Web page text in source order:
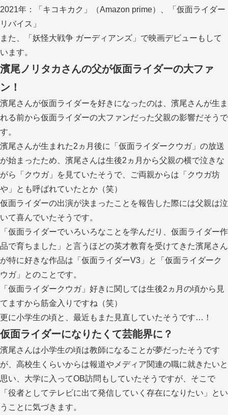
2021年：「キコキカク」（Amazon prime）、「仮面ライダー
リバイス」
また、「妖怪大戦争 ガーディアンズ」で映画デビューもして
います。
濱尾ノリタカさんの父が仮面ライダーの大ファ
ン！
濱尾さんが仮面ライダーを好きになったのは、濱尾さんが生ま
れる前から仮面ライダーの大ファンだった父親の影響だそうで
す。
濱尾さんが生まれた2ヵ月後に「仮面ライダークウガ」の放送
が始まったため、濱尾さんは生後2ヵ月から父親の横で泣きな
がら「クウガ」を見ていたそうで、ご両親からは「クウガ坊
や」とも呼ばれていたとか（笑）
仮面ライダーの出演が決まったことを報告した際には父親は泣
いて喜んでいたそうです。
「仮面ライダーでいろいろなことを学んだり、仮面ライダー作
品で育ちました」と言うほどの英才教育を受けてきた濱尾さん
が特に好きな作品は「仮面ライダーV3」と「仮面ライダーク
ウガ」とのことです。
「仮面ライダークウガ」好きに関しては生後2ヵ月の頃から見
てますから筋金入りですね（笑）
更に小学生の頃と、最近もまた見直していたそうです…！
仮面ライダーになりたくて芸能界に？
濱尾さんは小学生の頃は教師になることが夢だったそうです
が、高校生くらいからは報道やメディア関連の職に就きたいと
思い、大学に入ってOB訪問もしていたそうですが、そこで
「役者としてテレビに出て発信していく存在になりたい」とい
うことに気づきます。